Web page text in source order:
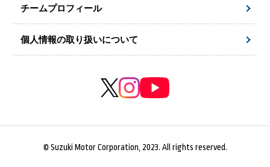
チームプロフィール
個人情報の取り扱いについて
© Suzuki Motor Corporation, 2023. All rights reserved.